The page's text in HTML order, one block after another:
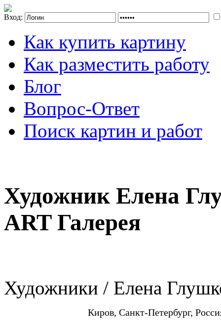
Вход:
Как купить картину
Как разместить работу
Блог
Вопрос-Ответ
Поиск картин и работ
Художник Елена
ART Галерея
Художники / Елена
Киров, Санкт-Петербург,